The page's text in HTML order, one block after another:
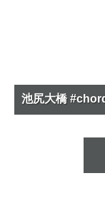
池尻大橋